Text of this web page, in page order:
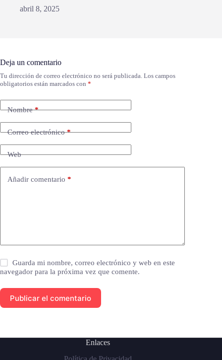
abril 8, 2025
Deja un comentario
Tu dirección de correo electrónico no será publicada. Los campos
obligatorios están marcados con *
Nombre*
Correo electrónico*
Web
Añadir comentario *
Guarda mi nombre, correo electrónico y web en este
navegador para la próxima vez que comente.
Publicar el comentario
Enlaces